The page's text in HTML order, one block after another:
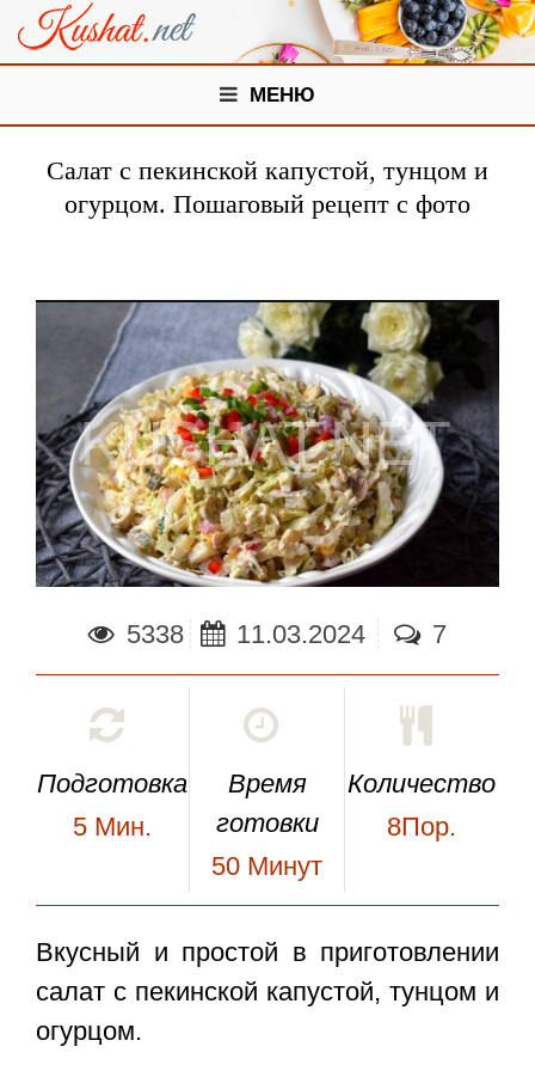
МЕНЮ
Салат с пекинской капустой, тунцом и
огурцом. Пошаговый рецепт с фото
5338 11.03.2024 7
Подготовка
5 Мин.
Время
готовки
50 Минут
Количество
8Пор.
Вкусный и простой в приготовлении
салат с пекинской капустой, тунцом и
огурцом.